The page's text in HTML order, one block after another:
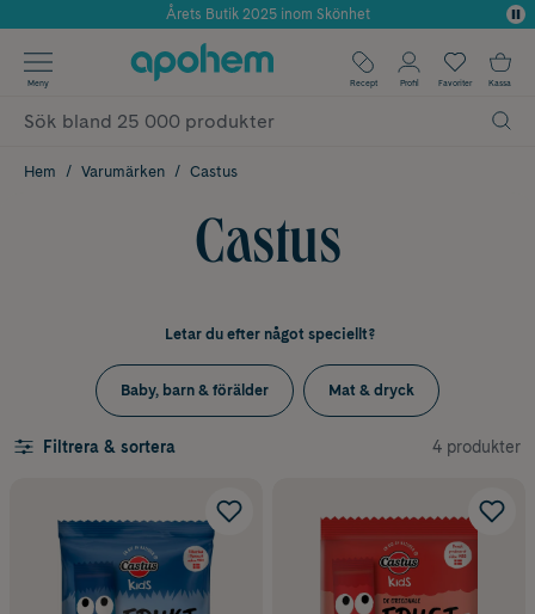
Använd kod: SOMMAR20 för 20% över 649kr
✓ Fri frakt
✓ Poäng på alla köp*
Meny Recept Profil Favoriter Kassa
Hem Varumärken Castus
Castus
Letar du efter något speciellt?
Baby, barn & förälder Mat & dryck
Filtrera & sortera 4 produkter